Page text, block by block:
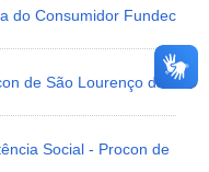
do Consumidor Fundec
de São Lourenço da
Social - Procon de